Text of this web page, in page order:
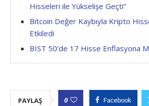
Hisseleri ile Yükselişe Geçti”
Bitcoin Değer Kaybıyla Kripto
Etkiledi
BIST 50’de 17 Hisse Enflasyona
PAYLAŞ 0 Facebook